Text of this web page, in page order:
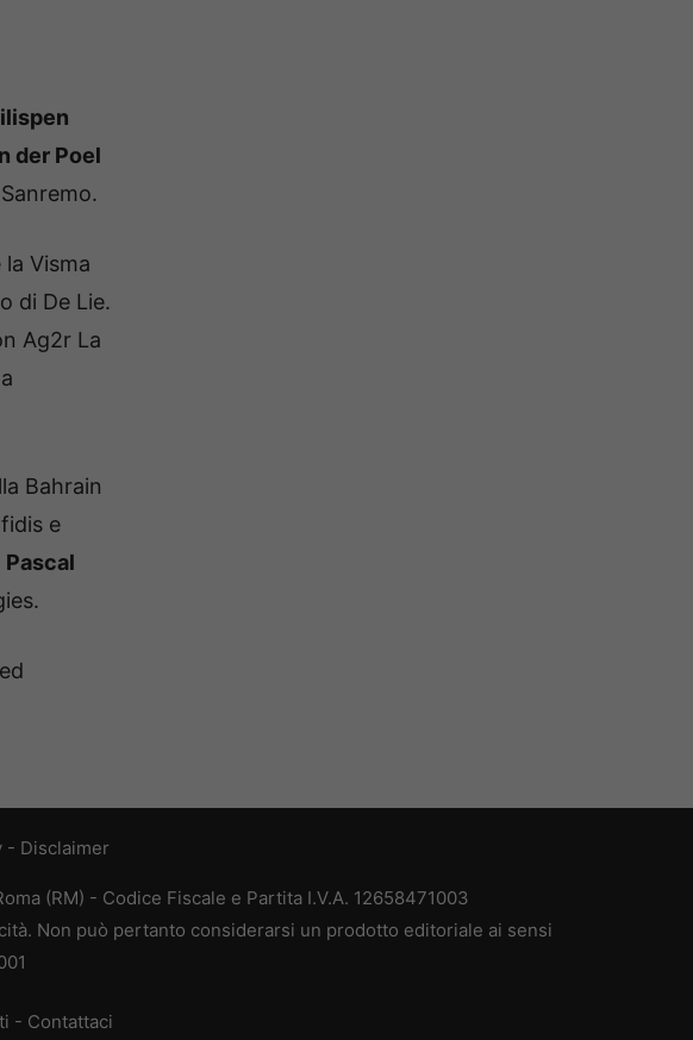
der Poel
Visma
di De Lie.
Ag2r La
Bahrain
e
Pascal
- Disclaimer
(RM) - Codice Fiscale e Partita I.V.A. 12658471003
Non può pertanto considerarsi un prodotto editoriale ai sensi
- Contattaci